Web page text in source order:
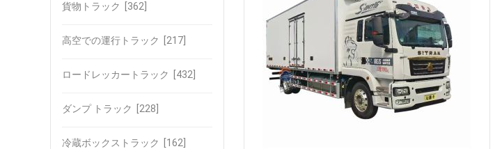
貨物トラック [362]
高空での運行トラック [217]
ロードレッカートラック [432]
ダンプ トラック [228]
冷蔵ボックストラック [162]